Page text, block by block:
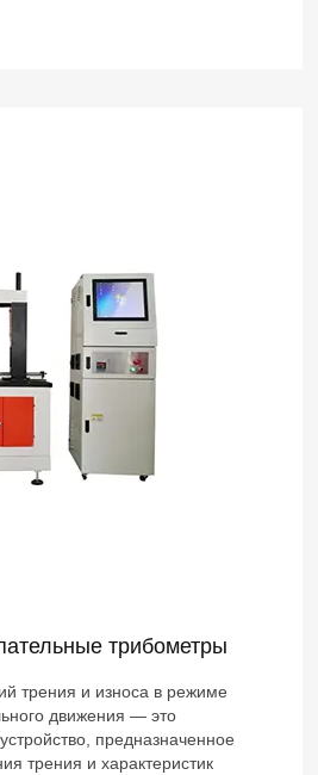
трибометры
трения и износа в режиме
движения — это
предназначенное
трения и характеристик